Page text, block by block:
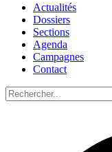
Actualités
Dossiers
Sections
Agenda
Campagnes
Contact